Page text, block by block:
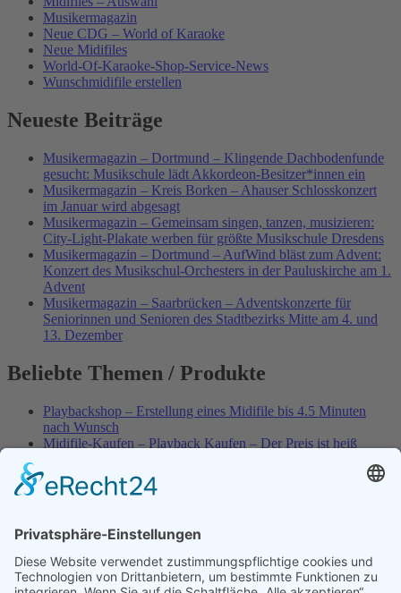
Musikermagazin
Neue CDG – World of Karaoke
Neue Midifiles
World-Of-Karaoke-Shop-Service-News
Wunschmidifile erstellen
Neueste Beiträge
Musikermagazin – Dortmund – Klingende Dachbodenfunde
gesucht: Musikschule lädt Akkordeon-Besitzer*innen ein
Musikermagazin – Kreis Borken – Ahauser Schlosskonzert
im Januar wird abgesagt
Musikermagazin – Gemeinsam singen, tanzen, musizieren:
City-Light-Plakate werben für größte Musikschule Dresdens
Musikermagazin – Dortmund – AufWind bläst zum Advent:
Konzert des Musikschul-Orchesters in der Pauluskirche am 1.
Advent
Musikermagazin – Saarbrücken – Adventskonzerte für
Seniorinnen und Senioren des Stadtbezirks Mitte am 4. und
13. Dezember
Beliebte Themen / Produkte
Playbackshop – Erstellung eines Midifile bis 4.5 Minuten
nach Wunsch
Midifile-Kaufen – Playback Kaufen – Der Preis ist heiß
Best of Karaoke – Roy Black – Playbacks – Absolute Rarität
World-of-Karaoke – Midifiles kaufen – Ich baue Dein
Playbackshop – Erstellung eines Wunschmidifile bis 3.5
Minuten
10 Spanische All-TIME Sommerhits als Karaoke-Playbacks –
Absolute Klassiker